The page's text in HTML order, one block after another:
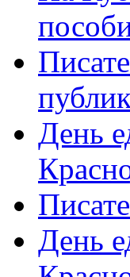
День
День